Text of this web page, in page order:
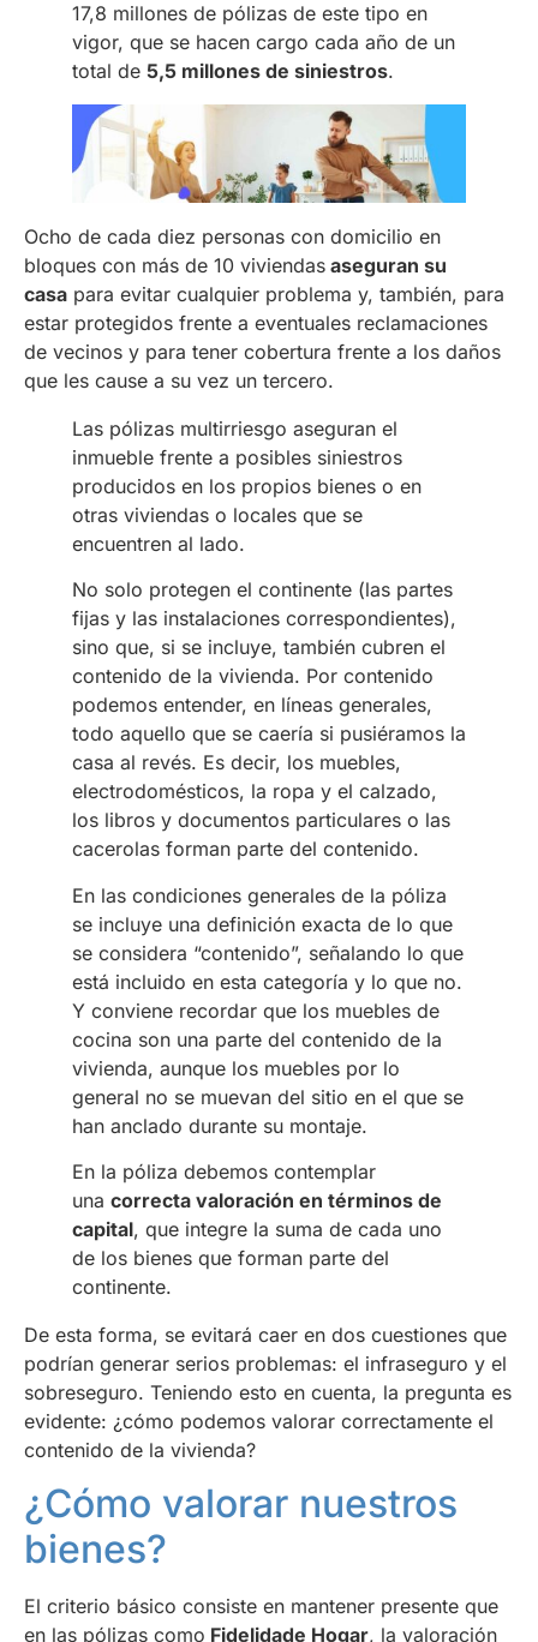
17,8 millones de pólizas de este tipo en
vigor, que se hacen cargo cada año de un
total de 5,5 millones de siniestros.
Ocho de cada diez personas con domicilio en
bloques con más de 10 viviendas aseguran su
casa para evitar cualquier problema y, también, para
estar protegidos frente a eventuales reclamaciones
de vecinos y para tener cobertura frente a los daños
que les cause a su vez un tercero.
Las pólizas multirriesgo aseguran el
inmueble frente a posibles siniestros
producidos en los propios bienes o en
otras viviendas o locales que se
encuentren al lado.
No solo protegen el continente (las partes
fijas y las instalaciones correspondientes),
sino que, si se incluye, también cubren el
contenido de la vivienda. Por contenido
podemos entender, en líneas generales,
todo aquello que se caería si pusiéramos la
casa al revés. Es decir, los muebles,
electrodomésticos, la ropa y el calzado,
los libros y documentos particulares o las
cacerolas forman parte del contenido.
En las condiciones generales de la póliza
se incluye una definición exacta de lo que
se considera “contenido”, señalando lo que
está incluido en esta categoría y lo que no.
Y conviene recordar que los muebles de
cocina son una parte del contenido de la
vivienda, aunque los muebles por lo
general no se muevan del sitio en el que se
han anclado durante su montaje.
En la póliza debemos contemplar
una correcta valoración en términos de
capital, que integre la suma de cada uno
de los bienes que forman parte del
continente.
De esta forma, se evitará caer en dos cuestiones que
podrían generar serios problemas: el infraseguro y el
sobreseguro. Teniendo esto en cuenta, la pregunta es
evidente: ¿cómo podemos valorar correctamente el
contenido de la vivienda?
¿Cómo valorar nuestros
bienes?
El criterio básico consiste en mantener presente que
en las pólizas como Fidelidade Hogar, la valoración